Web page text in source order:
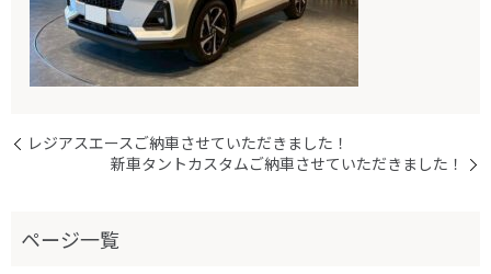
レジアスエースご納車させていただきました！
新車タントカスタムご納車させていただきました！